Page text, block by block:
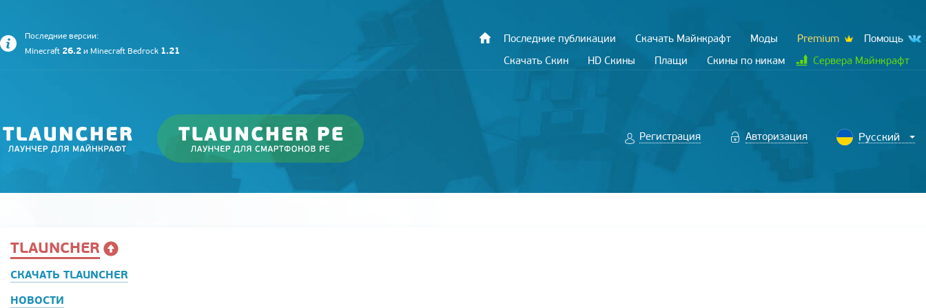
Последние версии:
Minecraft 26.2 и Minecraft Bedrock 1.21
Последние публикации Скачать Майнкрафт Моды Premium
Помощь
Скачать Скин
HD Скины Плащи Скины по никам Сервера Майнкрафт
Регистрация Авторизация
TLAUNCHER
СКАЧАТЬ TLAUNCHER
НОВОСТИ